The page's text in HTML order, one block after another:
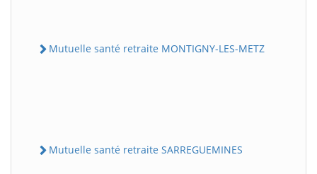
Mutuelle santé retraite MONTIGNY-LES-METZ
Mutuelle santé retraite SARREGUEMINES